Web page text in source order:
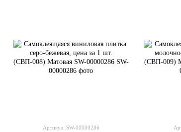
Артикул: SW-00000286